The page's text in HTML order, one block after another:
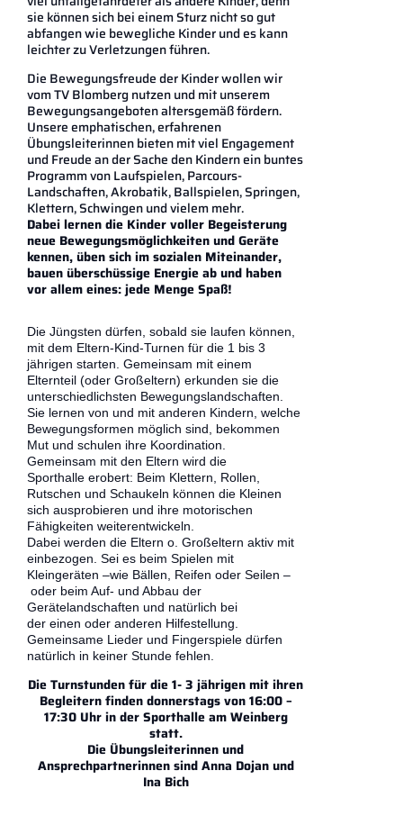
sie können sich bei einem Sturz nicht so gut
abfangen wie bewegliche Kinder und es kann
leichter zu Verletzungen führen.
Die Bewegungsfreude der Kinder wollen wir
vom TV Blomberg nutzen und mit unserem
Bewegungsangeboten altersgemäß fördern.
Unsere emphatischen, erfahrenen
Übungsleiterinnen bieten mit viel Engagement
und Freude an der Sache den Kindern ein buntes
Programm von Laufspielen, Parcours-
Landschaften, Akrobatik, Ballspielen, Springen,
Klettern, Schwingen und vielem mehr.
Dabei lernen die Kinder voller Begeisterung
neue Bewegungsmöglichkeiten und Geräte
kennen, üben sich im sozialen Miteinander,
bauen überschüssige Energie ab und haben
vor allem eines: jede Menge Spaß!
Die Jüngsten dürfen, sobald sie laufen können,
mit dem Eltern-Kind-Turnen für die 1 bis 3
jährigen starten. Gemeinsam mit einem
Elternteil (oder Großeltern) erkunden sie die
unterschiedlichsten Bewegungslandschaften.
Sie lernen von und mit anderen Kindern, welche
Bewegungsformen möglich sind, bekommen
Mut und schulen ihre Koordination.
Gemeinsam mit den Eltern wird die
Sporthalle erobert: Beim Klettern, Rollen,
Rutschen und Schaukeln können die Kleinen
sich ausprobieren und ihre motorischen
Fähigkeiten weiterentwickeln.
Dabei werden die Eltern o. Großeltern aktiv mit
einbezogen. Sei es beim Spielen mit
Kleingeräten –wie Bällen, Reifen oder Seilen –
oder beim Auf- und Abbau der
Gerätelandschaften und natürlich bei
der einen oder anderen Hilfestellung.
Gemeinsame Lieder und Fingerspiele dürfen
natürlich in keiner Stunde fehlen.
Die Turnstunden für die 1- 3 jährigen mit ihren
Begleitern finden donnerstags von 16:00 –
17:30 Uhr in der Sporthalle am Weinberg
statt.
Die Übungsleiterinnen und
Ansprechpartnerinnen sind Anna Dojan und
Ina Bich